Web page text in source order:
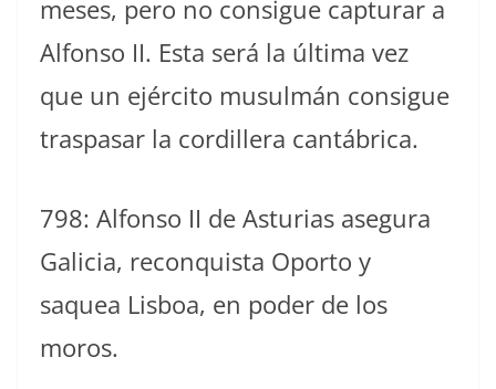
meses, pero no consigue capturar a
Alfonso II. Esta será la última vez
que un ejército musulmán consigue
traspasar la cordillera cantábrica.
798: Alfonso II de Asturias asegura
Galicia, reconquista Oporto y
saquea Lisboa, en poder de los
moros.